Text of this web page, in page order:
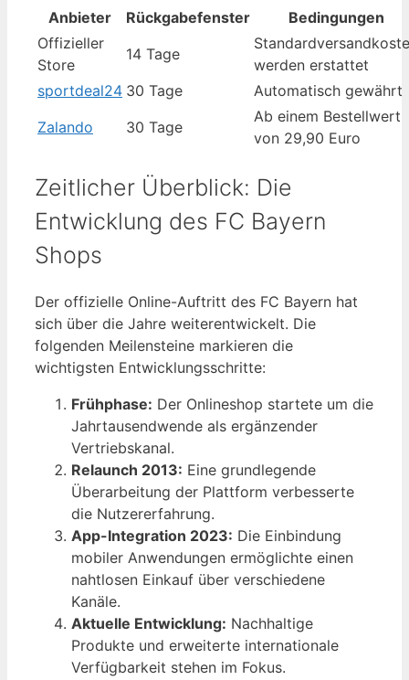
Anbieter Rückgabefenster
Bedingungen
Offizieller
Store
14 Tage
werden erstattet
sportdeal24 30 Tage
Automatisch gewährt
Zalando
30 Tage
Ab einem Bestellwert
von 29,90 Euro
Zeitlicher Überblick: Die
Entwicklung des FC Bayern
Shops
Der offizielle Online-Auftritt des FC Bayern hat
sich über die Jahre weiterentwickelt. Die
folgenden Meilensteine markieren die
wichtigsten Entwicklungsschritte:
Frühphase: Der Onlineshop startete um die
Jahrtausendwende als ergänzender
Vertriebskanal.
Relaunch 2013: Eine grundlegende
Überarbeitung der Plattform verbesserte
die Nutzererfahrung.
App-Integration 2023: Die Einbindung
mobiler Anwendungen ermöglichte einen
nahtlosen Einkauf über verschiedene
Kanäle.
Aktuelle Entwicklung: Nachhaltige
Produkte und erweiterte internationale
Verfügbarkeit stehen im Fokus.